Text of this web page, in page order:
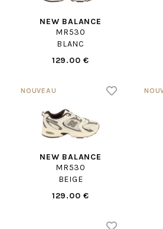
NEW BALANCE
MR530
BLANC
129.00 €
NEW BALANCE
MR530
BEIGE
129.00 €